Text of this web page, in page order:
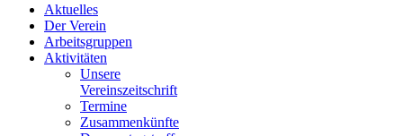
Aktuelles
Der Verein
Arbeitsgruppen
Aktivitäten
Unsere
Vereinszeitschrift
Termine
Zusammenkünfte